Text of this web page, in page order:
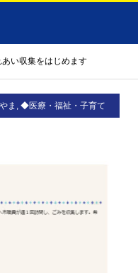
あい収集をはじめます
ま , ◆医療・福祉・子育て